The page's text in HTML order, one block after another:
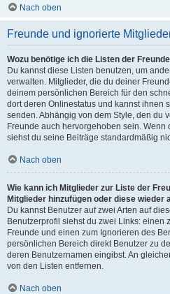
Nach oben
Freunde und ignorierte
Wozu benötige ich die Listen der
Du kannst diese Listen benutzen, um
verwalten. Mitglieder, die du deiner
deinem persönlichen Bereich für den
dort deren Onlinestatus und kannst ihnen
senden. Abhängig von dem Style, den du
Freunde auch hervorgehoben sein.
siehst du seine Beiträge standardmäßig
Nach oben
Wie kann ich Mitglieder zur Liste der
Mitglieder hinzufügen oder diese wieder
Du kannst Benutzer auf zwei Arten auf
Benutzerprofil siehst du zwei Links: einen
Freunde und einen zum Ignorieren des
persönlichen Bereich direkt Benutzer zu
deren Benutzernamen eingibst. An
von den Listen entfernen.
Nach oben